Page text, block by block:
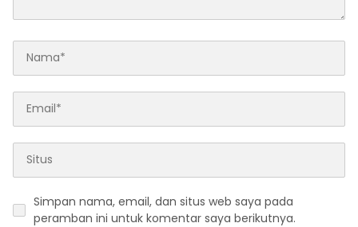
Simpan nama, email, dan situs web saya pada
peramban ini untuk komentar saya berikutnya.